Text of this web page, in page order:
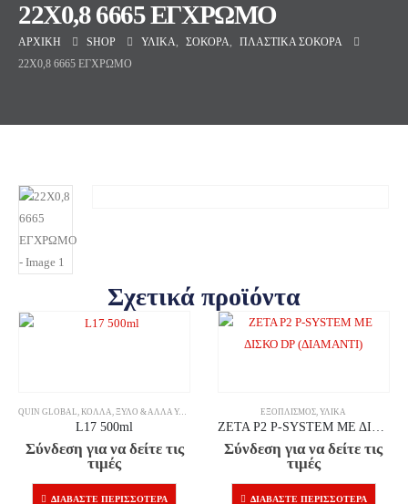
22X0,8 6665 ΕΓΧΡΩΜΟ
ΑΡΧΙΚΉ SHOP ΥΛΙΚΆ, ΣΌΚΟΡΑ,
ΠΛΑΣΤΙΚΆ ΣΌΚΟΡΑ
22X0,8 6665 ΕΓΧΡΩΜΟ
Σχετικά προϊόντα
QUIN GLOBAL,ΚΌΛΛΑ,ΞΎΛΟ & ΆΛΛΑ ΥΛΙΚΆ
L17 500ml
Σύνδεση για να δείτε τις
τιμές
ΔΙΑΒΆΣΤΕ ΠΕΡΙΣΣΌΤΕΡΑ
ΕΞΟΠΛΙΣΜΌΣ,ΥΛΙΚΆ
ZETA P2 P-SYSTEM ΜΕ ΔΙΣΚΟ DP (ΔΙΑΜΑΝΤΙ)
Σύνδεση για να δείτε τις
τιμές
ΔΙΑΒΆΣΤΕ ΠΕΡΙΣΣΌΤΕΡΑ